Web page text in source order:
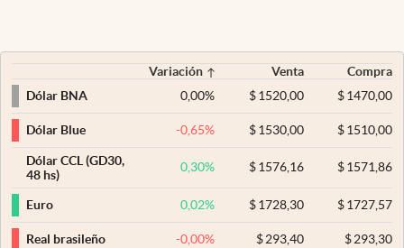
Variación Venta
Compra
Dólar BNA
0,00% $ 1520,00 $1470,00
Dólar Blue -0,65% $ 1530,00 $1510,00
Dólar CCL (GD30,
48 hs)
0,30% $ 1576,16 $1571,86
Euro 0,02% $ 1728,30 $1727,57
Real brasileño -0,00% $ 293,40 $293,30